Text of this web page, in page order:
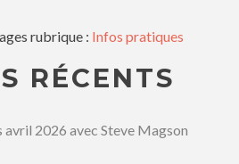
rubrique : Infos pratiques
RÉCENTS
avril 2026 avec Steve Magson